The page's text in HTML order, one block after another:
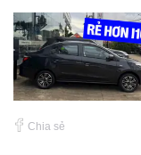
Chia sẻ